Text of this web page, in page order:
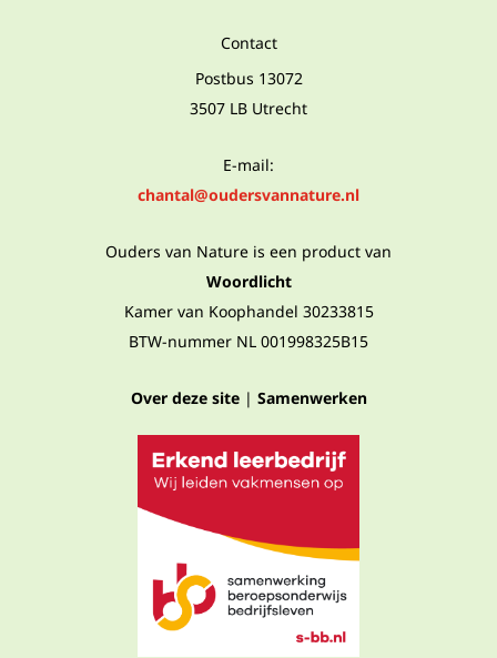
Contact
Postbus 13072
3507 LB Utrecht
E-mail:
chantal@oudersvannature.nl
Ouders van Nature is een product van
Woordlicht
Kamer van Koophandel 30233815
BTW-nummer NL 001998325B15
Over deze site| Samenwerken